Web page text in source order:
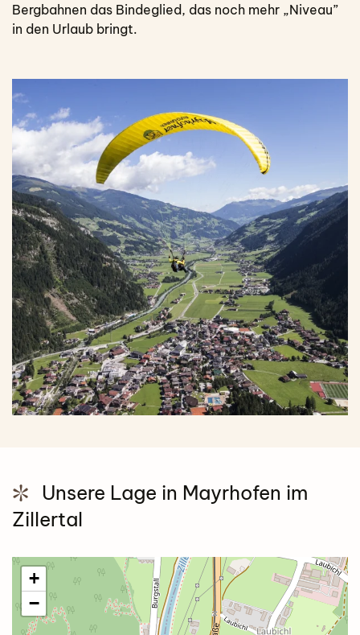
Bergbahnen das Bindeglied, das noch mehr „Niveau”
in den Urlaub bringt.
Unsere Lage in Mayrhofen im
Zillertal
+
−